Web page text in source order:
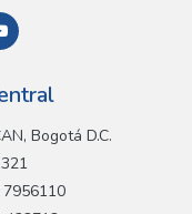
Bogotá D.C.